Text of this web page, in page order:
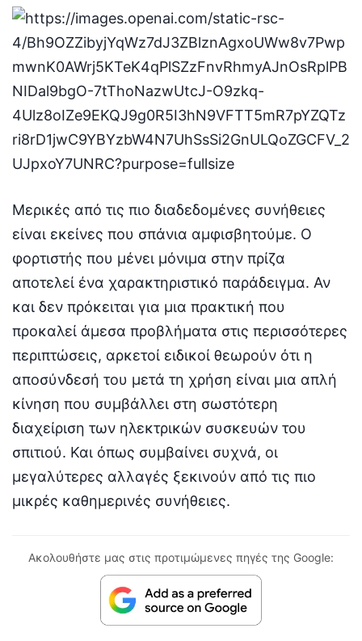
Μερικές από τις πιο διαδεδομένες συνήθειες
είναι εκείνες που σπάνια αμφισβητούμε. Ο
φορτιστής που μένει μόνιμα στην πρίζα
αποτελεί ένα χαρακτηριστικό παράδειγμα. Αν
και δεν πρόκειται για μια πρακτική που
προκαλεί άμεσα προβλήματα στις περισσότερες
περιπτώσεις, αρκετοί ειδικοί θεωρούν ότι η
αποσύνδεσή του μετά τη χρήση είναι μια απλή
κίνηση που συμβάλλει στη σωστότερη
διαχείριση των ηλεκτρικών συσκευών του
σπιτιού. Και όπως συμβαίνει συχνά, οι
μεγαλύτερες αλλαγές ξεκινούν από τις πιο
μικρές καθημερινές συνήθειες.
Ακολουθήστε μας στις προτιμώμενες πηγές της Google: